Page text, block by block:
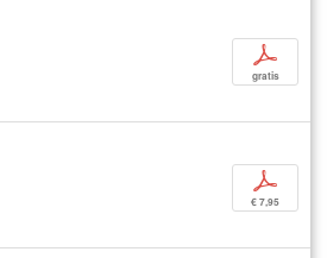
p
gratis
p
€ 7,95